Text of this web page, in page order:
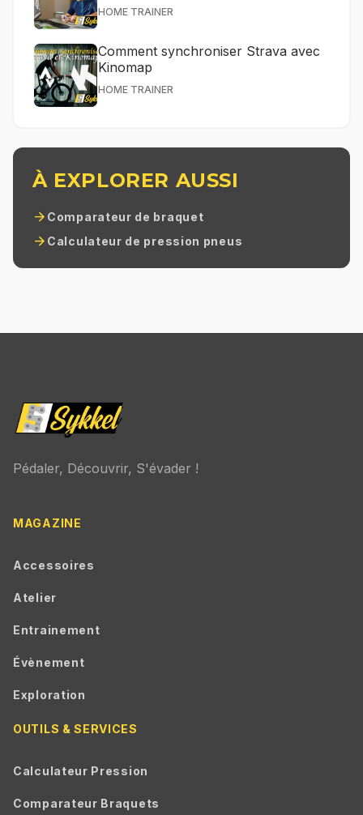
HOME TRAINER
Comment synchroniser Strava avec
Kinomap
HOME TRAINER
À EXPLORER AUSSI
arrow_forward Comparateur de braquet
arrow_forward Calculateur de pression pneus
Pédaler, Découvrir, S'évader !
MAGAZINE
Accessoires
Atelier
Entrainement
Évènement
Exploration
OUTILS & SERVICES
Calculateur Pression
Comparateur Braquets